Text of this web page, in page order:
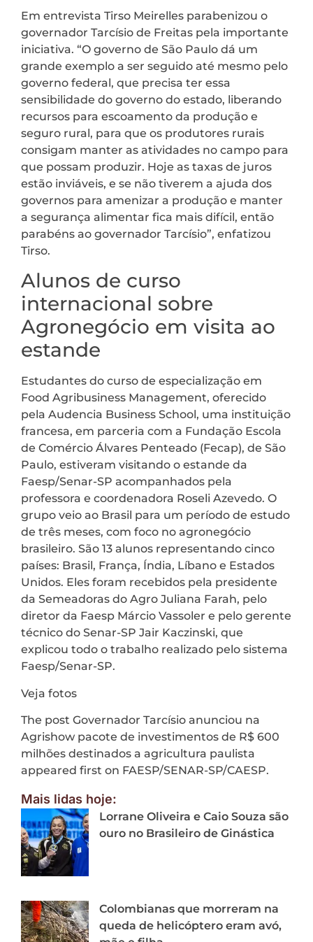
Em entrevista Tirso Meirelles parabenizou o
governador Tarcísio de Freitas pela importante
iniciativa. “O governo de São Paulo dá um
grande exemplo a ser seguido até mesmo pelo
governo federal, que precisa ter essa
sensibilidade do governo do estado, liberando
recursos para escoamento da produção e
seguro rural, para que os produtores rurais
consigam manter as atividades no campo para
que possam produzir. Hoje as taxas de juros
estão inviáveis, e se não tiverem a ajuda dos
governos para amenizar a produção e manter
a segurança alimentar fica mais difícil, então
parabéns ao governador Tarcísio”, enfatizou
Tirso.
Alunos de curso
internacional sobre
Agronegócio em visita ao
estande
Estudantes do curso de especialização em
Food Agribusiness Management, oferecido
pela Audencia Business School, uma instituição
francesa, em parceria com a Fundação Escola
de Comércio Álvares Penteado (Fecap), de São
Paulo, estiveram visitando o estande da
Faesp/Senar-SP acompanhados pela
professora e coordenadora Roseli Azevedo. O
grupo veio ao Brasil para um período de estudo
de três meses, com foco no agronegócio
brasileiro. São 13 alunos representando cinco
países: Brasil, França, Índia, Líbano e Estados
Unidos. Eles foram recebidos pela presidente
da Semeadoras do Agro Juliana Farah, pelo
diretor da Faesp Márcio Vassoler e pelo gerente
técnico do Senar-SP Jair Kaczinski, que
explicou todo o trabalho realizado pelo sistema
Faesp/Senar-SP.
Veja fotos
The post Governador Tarcísio anunciou na
Agrishow pacote de investimentos de R$ 600
milhões destinados a agricultura paulista
appeared first on FAESP/SENAR-SP/CAESP.
Mais lidas hoje:
Lorrane Oliveira e Caio Souza são
ouro no Brasileiro de Ginástica
Colombianas que morreram na
queda de helicóptero eram avó,